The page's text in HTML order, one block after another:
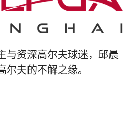
与资深高尔夫球迷，邱晨
尔夫的不解之缘。